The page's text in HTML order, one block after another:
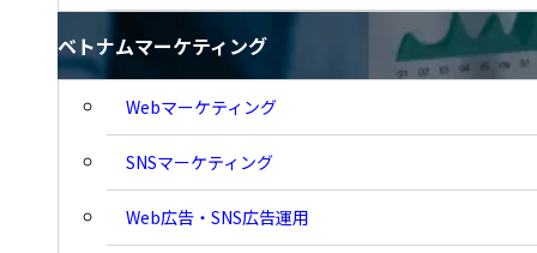
ベトナムマーケティング ベトナムマーケティング
Webマーケティング
SNSマーケティング
Web広告・SNS広告運用